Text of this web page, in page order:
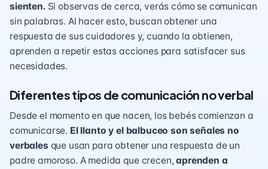
sienten. Si observas de cerca, verás cómo se comunican
sin palabras. Al hacer esto, buscan obtener una
respuesta de sus cuidadores y, cuando la obtienen,
aprenden a repetir estas acciones para satisfacer sus
necesidades.
Diferentes tipos de comunicación no verbal
Desde el momento en que nacen, los bebés comienzan a
comunicarse. El llanto y el balbuceo son señales no
verbales que usan para obtener una respuesta de un
padre amoroso. A medida que crecen,aprenden a